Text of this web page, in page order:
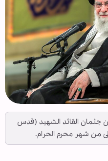
جثمان القائد الشهيد (قدس
من شهر محرم الحرام.